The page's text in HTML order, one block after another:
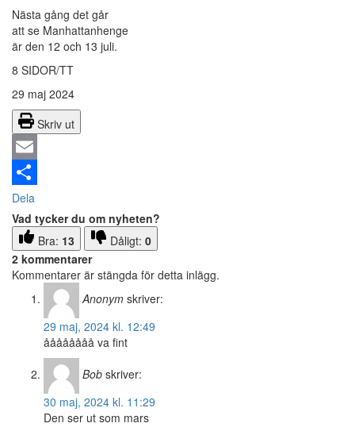
Nästa gång det går
att se Manhattanhenge
är den 12 och 13 juli.
8 SIDOR/TT
29 maj 2024
Skriv ut
Email
Dela
Vad tycker du om nyheten?
Bra: 13 Dåligt: 0
2 kommentarer
Kommentarer är stängda för detta inlägg.
Anonym skriver:
29 maj, 2024 kl. 12:49
åååååååå va fint
Bob skriver:
30 maj, 2024 kl. 11:29
Den ser ut som mars